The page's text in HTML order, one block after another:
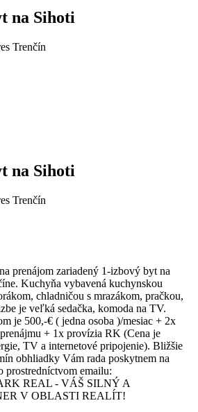
na Sihoti
Trenčín
na Sihoti
Trenčín
prenájom zariadený 1-izbový byt na
Kuchyňa vybavená kuchynskou
chladničou s mrazákom, pračkou,
je veľká sedačka, komoda na TV.
je 500,-€ ( jedna osoba )/mesiac + 2x
+ 1x provízia RK (Cena je
TV a internetové pripojenie). Bližšie
obhliadky Vám rada poskytnem na
prostredníctvom emailu:
REAL - VÁŠ SILNÝ A
V OBLASTI REALÍT!